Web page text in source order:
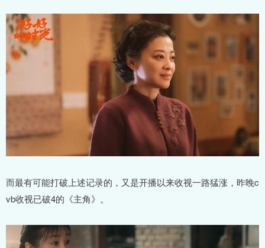
而最有可能打破上述记录的，又是开播以来收视一路猛涨，昨晚c
vb收视已破4的《主角》。